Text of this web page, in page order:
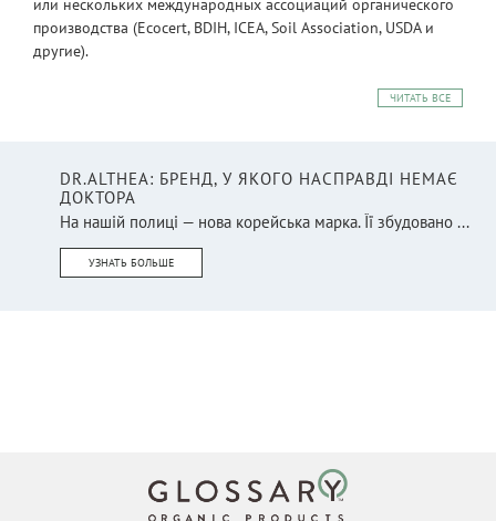
или нескольких международных ассоциаций органического
производства (Ecocert, BDIH, ICEA, Soil Association, USDA и
другие).
ЧИТАТЬ ВСЕ
DR.ALTHEA: БРЕНД, У ЯКОГО НАСПРАВДІ НЕМАЄ
ДОКТОРА
На нашій полиці — нова корейська марка. Її збудовано ...
УЗНАТЬ БОЛЬШЕ